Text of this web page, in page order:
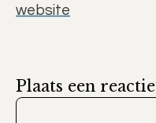
website
Plaats een reactie
Reactie